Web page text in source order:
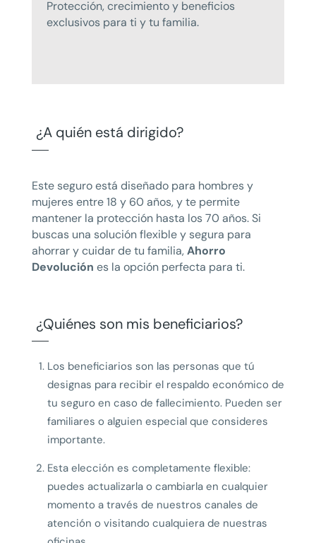
Protección, crecimiento y beneficios
exclusivos para ti y tu familia.
¿A quién está dirigido?
Este seguro está diseñado para hombres y
mujeres entre 18 y 60 años, y te permite
mantener la protección hasta los 70 años. Si
buscas una solución flexible y segura para
ahorrar y cuidar de tu familia,Ahorro
Devolución es la opción perfecta para ti.
¿Quiénes son mis beneficiarios?
Los beneficiarios son las personas que tú
designas para recibir el respaldo económico de
tu seguro en caso de fallecimiento. Pueden ser
familiares o alguien especial que consideres
importante.
Esta elección es completamente flexible:
puedes actualizarla o cambiarla en cualquier
momento a través de nuestros canales de
atención o visitando cualquiera de nuestras